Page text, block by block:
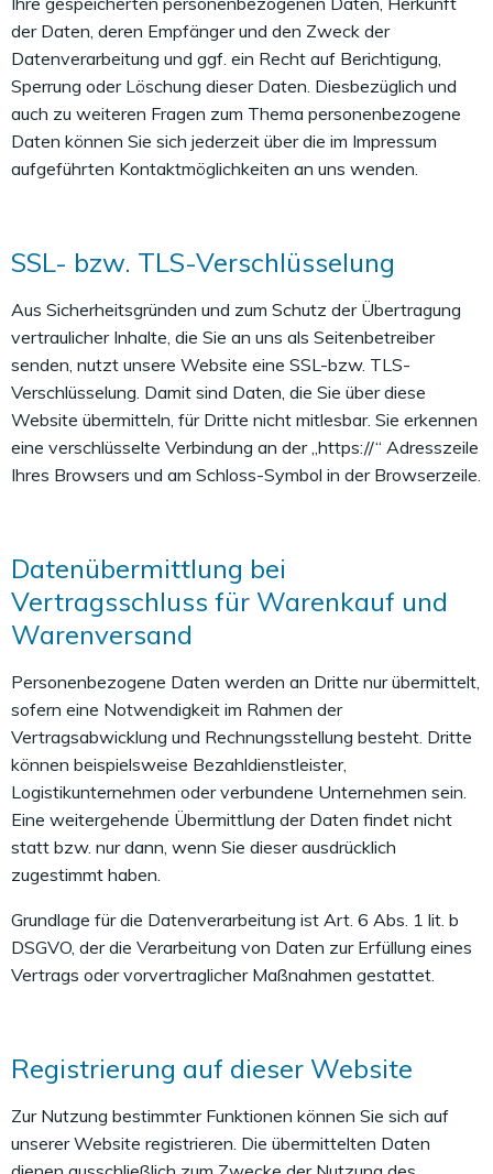
der Daten, deren Empfänger und den Zweck der
Datenverarbeitung und ggf. ein Recht auf Berichtigung,
Sperrung oder Löschung dieser Daten. Diesbezüglich und
auch zu weiteren Fragen zum Thema personenbezogene
Daten können Sie sich jederzeit über die im Impressum
aufgeführten Kontaktmöglichkeiten an uns wenden.
SSL- bzw. TLS-Verschlüsselung
Aus Sicherheitsgründen und zum Schutz der Übertragung
vertraulicher Inhalte, die Sie an uns als Seitenbetreiber
senden, nutzt unsere Website eine SSL-bzw. TLS-
Verschlüsselung. Damit sind Daten, die Sie über diese
Website übermitteln, für Dritte nicht mitlesbar. Sie erkennen
eine verschlüsselte Verbindung an der „https://“ Adresszeile
Ihres Browsers und am Schloss-Symbol in der Browserzeile.
Datenübermittlung bei
Vertragsschluss für Warenkauf und
Warenversand
Personenbezogene Daten werden an Dritte nur übermittelt,
sofern eine Notwendigkeit im Rahmen der
Vertragsabwicklung und Rechnungsstellung besteht. Dritte
können beispielsweise Bezahldienstleister,
Logistikunternehmen oder verbundene Unternehmen sein.
Eine weitergehende Übermittlung der Daten findet nicht
statt bzw. nur dann, wenn Sie dieser ausdrücklich
zugestimmt haben.
Grundlage für die Datenverarbeitung ist Art. 6 Abs. 1 lit. b
DSGVO, der die Verarbeitung von Daten zur Erfüllung eines
Vertrags oder vorvertraglicher Maßnahmen gestattet.
Registrierung auf dieser Website
Zur Nutzung bestimmter Funktionen können Sie sich auf
unserer Website registrieren. Die übermittelten Daten